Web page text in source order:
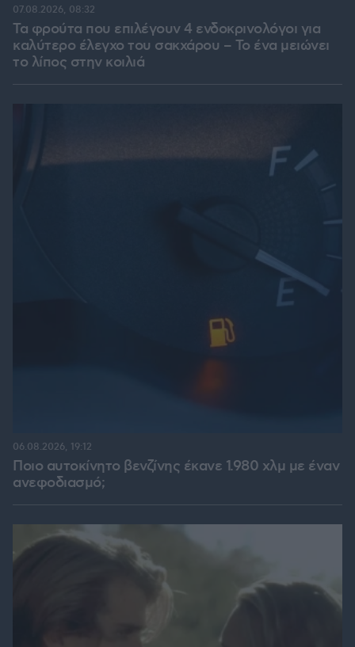
Τα φρούτα που επιλέγουν 4 ενδοκρινολόγοι για
καλύτερο έλεγχο του σακχάρου – Το ένα μειώνει
το λίπος στην κοιλιά
07.08.2026, 08:32
Ποιο αυτοκίνητο βενζίνης έκανε 1.980 χλμ με έναν
ανεφοδιασμό;
06.08.2026, 19:12